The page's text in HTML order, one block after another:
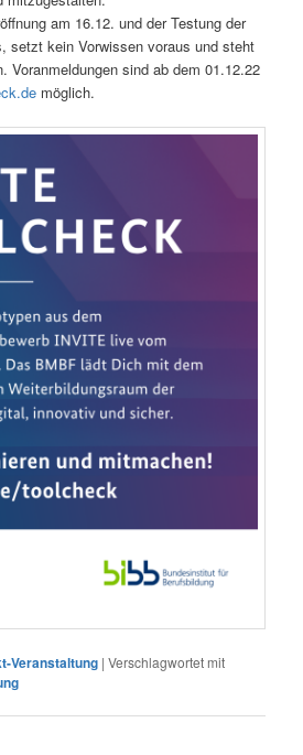
am 16.12. und der Testung der
setzt kein Vorwissen voraus und steht
Voranmeldungen sind ab dem 01.12.22
möglich.
Veranstaltung |Verschlagwortet mit